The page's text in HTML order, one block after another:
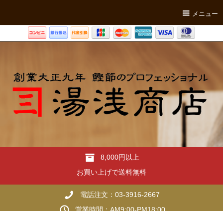
メニュー
8,000円以上
お買い上げで送料無料
電話注文：03-3916-2667